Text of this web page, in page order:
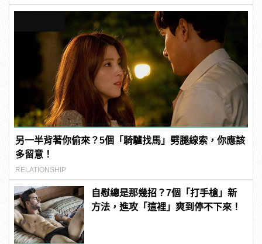
另一半背著你偷來？5個「騎驢找馬」劈腿線索，你應該
多留意！
RELATIONSHIP
自慰總是那幾招？7個「打手槍」新
方法，進攻「這裡」爽到停不下來！